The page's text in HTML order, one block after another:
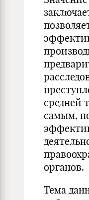
средней
самым,
органов.
Тема